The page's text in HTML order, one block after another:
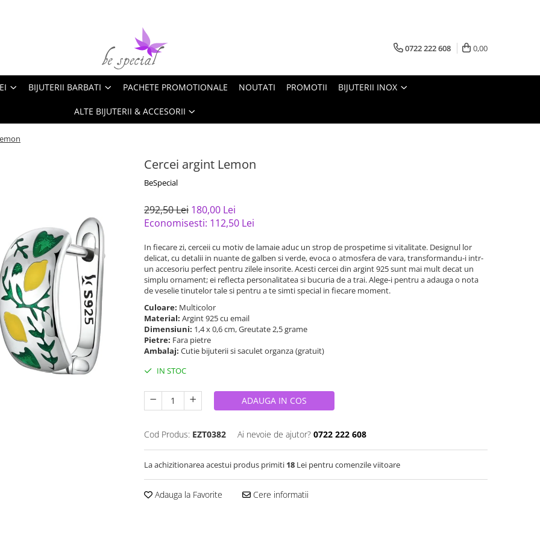
0722 222 608 0,00
BIJUTERII BARBATI PACHETE PROMOTIONALE NOUTATI PROMOTII BIJUTERII INOX
ALTE BIJUTERII & ACCESORII
Cercei argint Lemon
BeSpecial
292,50 Lei 180,00 Lei
Economisesti: 112,50 Lei
In fiecare zi, cerceii cu motiv de lamaie aduc un strop de prospetime si vitalitate. Designul lor
delicat, cu detalii in nuante de galben si verde, evoca o atmosfera de vara, transformandu-i intr-
un accesoriu perfect pentru zilele insorite. Acesti cercei din argint 925 sunt mai mult decat un
simplu ornament; ei reflecta personalitatea si bucuria de a trai. Alege-i pentru a adauga o nota
de veselie tinutelor tale si pentru a te simti special in fiecare moment.
Culoare: Multicolor
Material: Argint 925 cu email
Dimensiuni: 1,4 x 0,6 cm, Greutate 2,5 grame
Pietre: Fara pietre
Ambalaj: Cutie bijuterii si saculet organza (gratuit)
IN STOC
ADAUGA IN COS
Cod Produs: EZT0382 Ai nevoie de ajutor? 0722 222 608
La achizitionarea acestui produs primiti 18 Lei pentru comenzile viitoare
Adauga la Favorite Cere informatii